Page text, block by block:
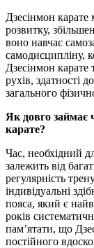
Дзесінмон карате
розвитку,
воно навчає
самодисципліну,
Дзесінмон
рухів, здатності
загального
Як довго займає
карате?
Час, необхідний
залежить від
регулярність
індивідуальні
пояса, який є
років
пам’ятати, що
постійного